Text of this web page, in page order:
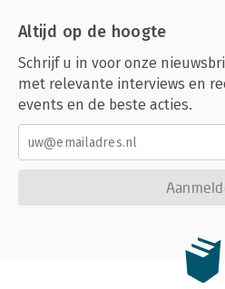
Altijd op de hoogte
Schrijf u in voor onze
met relevante interviews en
events en de beste acties.